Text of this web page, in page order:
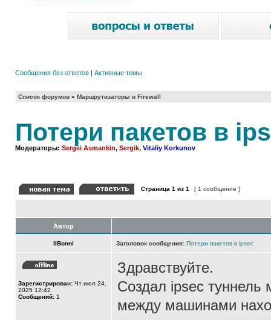
Сообщения без ответов | Активные темы
Список форумов » Маршрутизаторы и Firewall
Потери пакетов в
Модераторы: Sergei Asmankin, Sergik, Vitaliy Korkunov
Страница 1 из 1 [ 1 сообщение ]
Автор
IIBonni Заголовок сообщения: Потери пакетов в ipsec
Зарегистрирован: Чт июл 24,
2025 12:42
Сообщений: 1
Здравствуйте.
Создал ipsec туннель
между машинами